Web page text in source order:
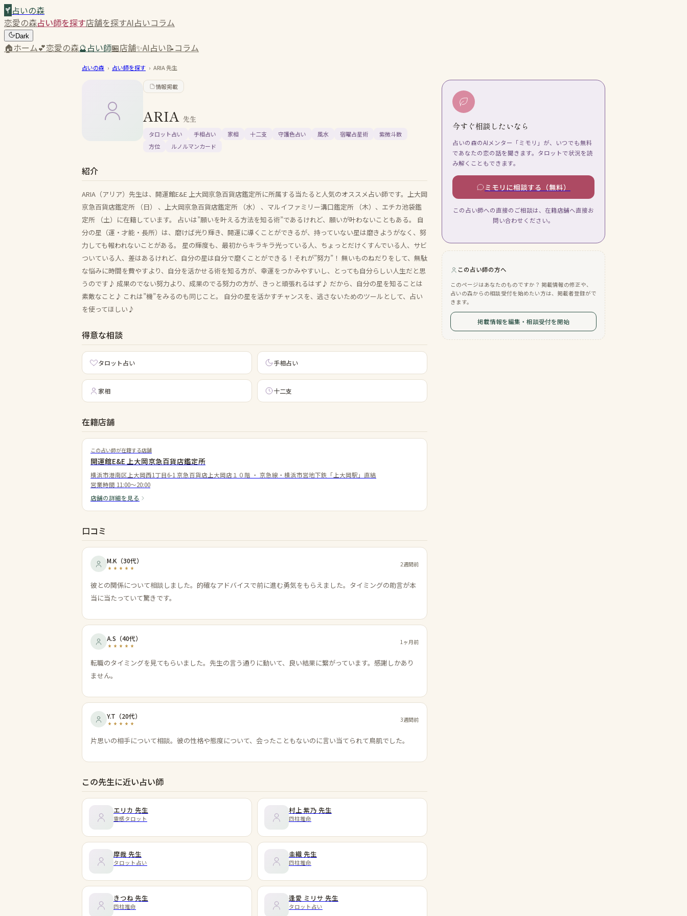
占いの森
恋愛の森占い師を探す店舗を探すAI占いコラム
Dark
🏠ホーム💕恋愛の森🔮占い師🏪店舗✨AI占い📝コラム
占いの森 › 占い師を探す › ARIA先生
情報掲載
ARIA 先生
タロット占い 手相占い 家相 十二支 守護色占い 風水 宿曜占星術
紫微斗数
方位
ルノルマンカード
紹介
ARIA（アリア）先生は、開運館E&E 上大岡京急百貨店鑑定所に所属する当たると人気のオススメ占い師です。上大岡
京急百貨店鑑定所 （日） 、上大岡京急百貨店鑑定所 （水） 、マルイファミリー溝口鑑定所 （木）、エチカ池袋鑑
定所 （土）に在籍しています。 占いは”願いを叶える方法を知る術”であるけれど、願いが叶わないこともある。 自
分の星（運・才能・長所）は、磨けば光り輝き、開運に導くことができるが、持っていない星は磨きようがなく、努
力しても報われないことがある。 星の輝度も、最初からキラキラ光っている人、ちょっとだけくすんでいる人、サビ
ついている人、差はあるけれど、自分の星は自分で磨くことができる！それが”努力”！ 無いものねだりをして、無駄
な悩みに時間を費やすより、自分を活かせる術を知る方が、幸運をつかみやすいし、とっても自分らしい人生だと思
うのです♪ 成果のでない努力より、成果のでる努力の方が、きっと頑張れるはず♪ だから、自分の星を知ることは
素敵なこと♪ これは”機”をみるのも同じこと。 自分の星を活かすチャンスを、逃さないためのツールとして、占い
を使ってほしい♪
得意な相談
タロット占い 手相占い
家相 十二支
在籍店舗
この占い師が在籍する店舗
開運館E&E 上大岡京急百貨店鑑定所
横浜市港南区上大岡西1丁目6-1 京急百貨店上大岡店１０階 ・ 京急線・横浜市営地下鉄「上大岡駅」直結
営業時間 11:00～20:00
店舗の詳細を見る
口コミ
M.K （30代） 2週間前
彼との関係について相談しました。的確なアドバイスで前に進む勇気をもらえました。タイミングの助言が本
当に当たっていて驚きです。
A.S （40代） 1ヶ月前
転職のタイミングを見てもらいました。先生の言う通りに動いて、良い結果に繋がっています。感謝しかあり
ません。
Y.T （20代） 3週間前
片思いの相手について相談。彼の性格や態度について、会ったこともないのに言い当てられて鳥肌でした。
この先生に近い占い師
エリカ 先生
霊感タロット
村上 紫乃 先生
四柱推命
摩哉 先生
タロット占い
圭織 先生
四柱推命
きつね 先生
四柱推命
逢愛 ミリサ 先生
タロット占い
今すぐ相談したいなら
占いの森のAIメンター「ミモリ」が、いつでも無料
であなたの恋の話を聞きます。タロットで状況を読
み解くこともできます。
ミモリに相談する（無料）
この占い師への直接のご相談は、在籍店舗へ直接お
問い合わせください。
この占い師の方へ
このページはあなたのものですか？ 掲載情報の修正や、
占いの森からの相談受付を始めたい方は、掲載者登録がで
きます。
掲載情報を編集・相談受付を開始